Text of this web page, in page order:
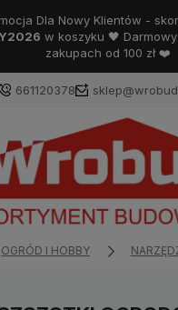
Dla Nowy Klientów -
w koszyku 🖤
zakupach od 100 zł ❤️
661120378
OGRÓD I HOBBY